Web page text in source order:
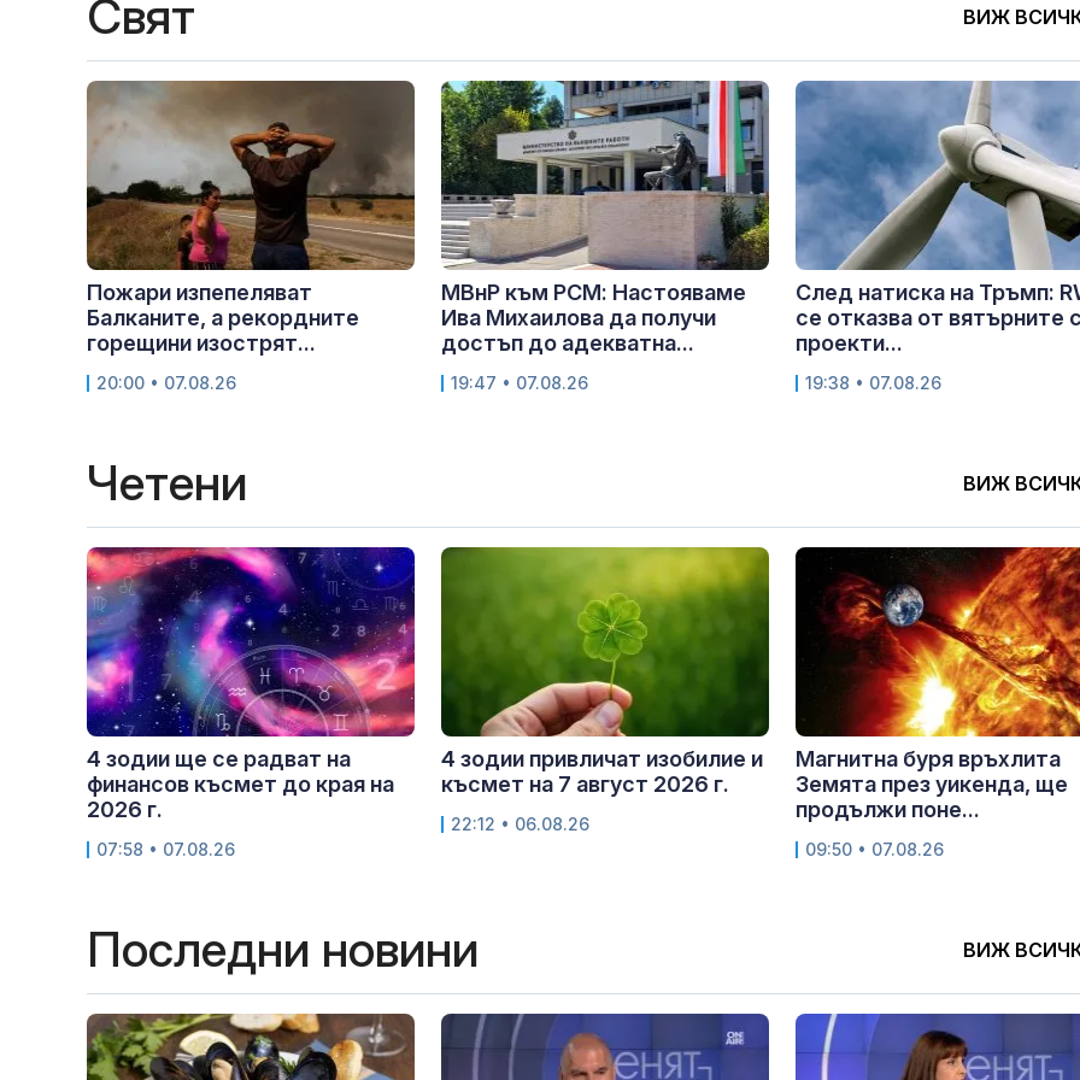
Свят ВИЖ
Пожари изпепеляват
Балканите, а рекордните
горещини изострят...
20:00 • 07.08.26
МВнР към РСМ: Настояваме
Ива Михаилова да получи
достъп до адекватна...
19:47 • 07.08.26
След натиска на Тръмп:
се отказва от вятърните
проекти...
19:38 • 07.08.26
Четени ВИЖ
4 зодии ще се радват на
финансов късмет до края на
2026 г.
07:58 • 07.08.26
4 зодии привличат изобилие и
късмет на 7 август 2026 г.
22:12 • 06.08.26
Магнитна буря връхлита
Земята през уикенда, ще
продължи поне...
09:50 • 07.08.26
Последни новини ВИЖ